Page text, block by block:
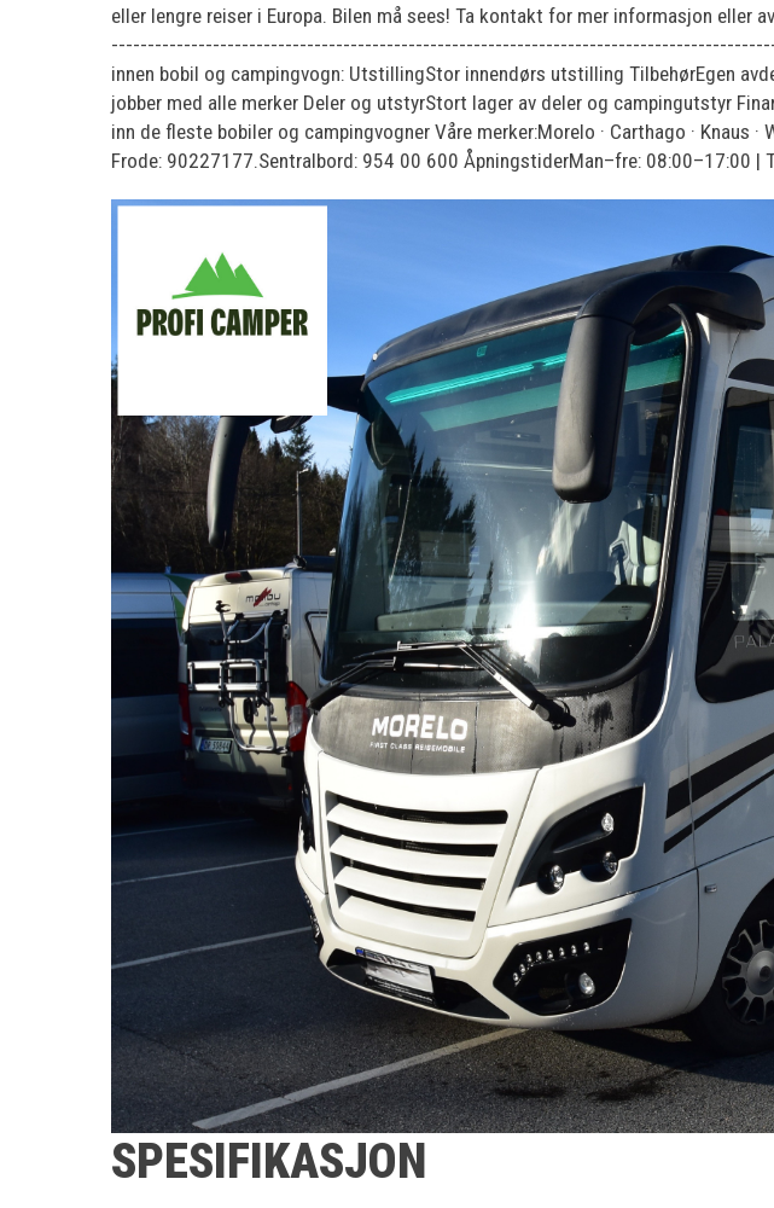
eller lengre reiser i Europa. Bilen må sees! Ta kontakt for mer
innen bobil og campingvogn: UtstillingStor innendørs utstilling TilbehørEgen
jobber med alle merker Deler og utstyrStort lager av deler og campingutstyr
inn de fleste bobiler og campingvogner Våre merker:Morelo · Carthago · Knaus
Frode: 90227177.Sentralbord: 954 00 600 ÅpningstiderMan–fre: 08:00–17:00 |
SPESIFIKASJON